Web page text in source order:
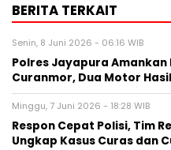
BERITA TERKAIT
Senin, 8 Juni 2026 - 06:16 WIB
Polres Jayapura Amankan
Curanmor, Dua Motor
Minggu, 7 Juni 2026 - 18:28 WIB
Respon Cepat Polisi, Tim
Ungkap Kasus Curas dan